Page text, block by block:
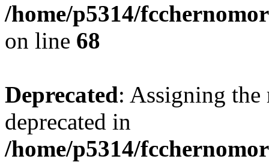
/home/p5314/
on line 68
Deprecated: Assigning the
deprecated in
/home/p5314/